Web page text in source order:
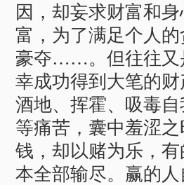
因，却妄求财富和
富，为了满足个人
豪夺……。但往往又
幸成功得到大笔的
酒地、挥霍、吸毒
等痛苦，囊中羞涩
钱，却以赌为乐，
本全部输尽。赢的